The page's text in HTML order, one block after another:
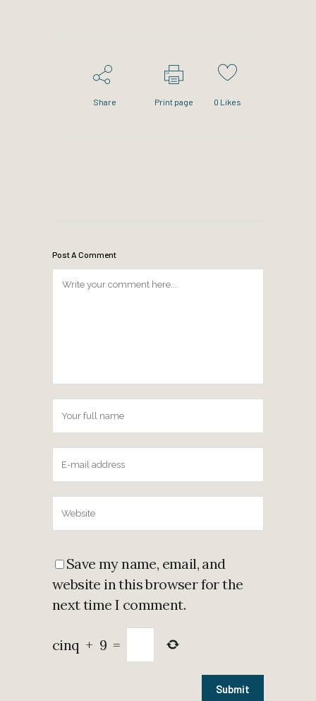
Share Print page 0 Likes
Post A Comment
Save my name, email, and
website in this browser for the
next time I comment.
cinq + 9 =